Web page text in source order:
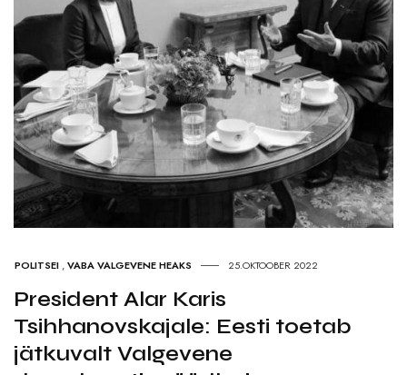
POLITSEI ,VABA VALGEVENE HEAKS 25.OKTOOBER 2022
President Alar Karis
Tsihhanovskajale: Eesti toetab
jätkuvalt Valgevene